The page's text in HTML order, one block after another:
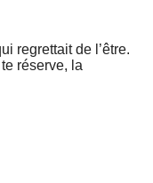
regrettait de l’être.
réserve, la